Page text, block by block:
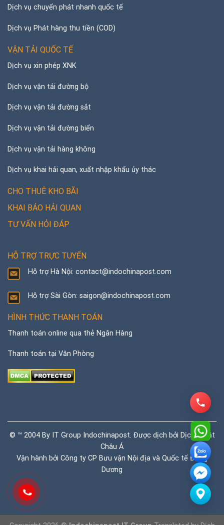
Dịch vụ chuyển phát nhanh quốc tế
Dịch vụ Phát hàng thu tiền (COD)
VẬN TẢI QUỐC TẾ
Dịch vụ xin phép XNK
Dịch vụ vận tải đường bộ
Dịch vụ vận tải đường sắt
Dịch vụ vận tải đường biển
Dịch vụ vận tải hàng không
Dịch vụ khai hải quan, xuất nhập khẩu ủy thác
CHO THUÊ KHO BÃI
KHAI BÁO HẢI QUAN
TƯ VẤN HỎI ĐÁP
HỖ TRỢ TRỰC TUYẾN
Hỗ trợ Hà Nội: contact@indochinapost.com
Hỗ trợ Sài Gòn: saigon@indochinapost.com
HÌNH THỨC THANH TOÁN
Thanh toán online qua thẻ Ngân Hàng
Thanh toán tại Văn Phòng
© ™ 2004 By IT Group Indochinapost. Được dịch bởi Dịch thuật
Châu Á
Vận hành bởi Công ty CP Bưu vận Nội địa và Quốc tế Đông
Dương